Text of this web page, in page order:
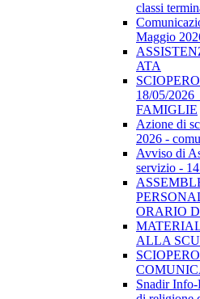
classi
Maggio
ATA
18/05/
FAMIGLIE
Azione di
2026 -
Avviso di
servizio -
ORARIO
ALLA
Snadir